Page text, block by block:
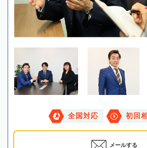
全国対応 初回
メールする